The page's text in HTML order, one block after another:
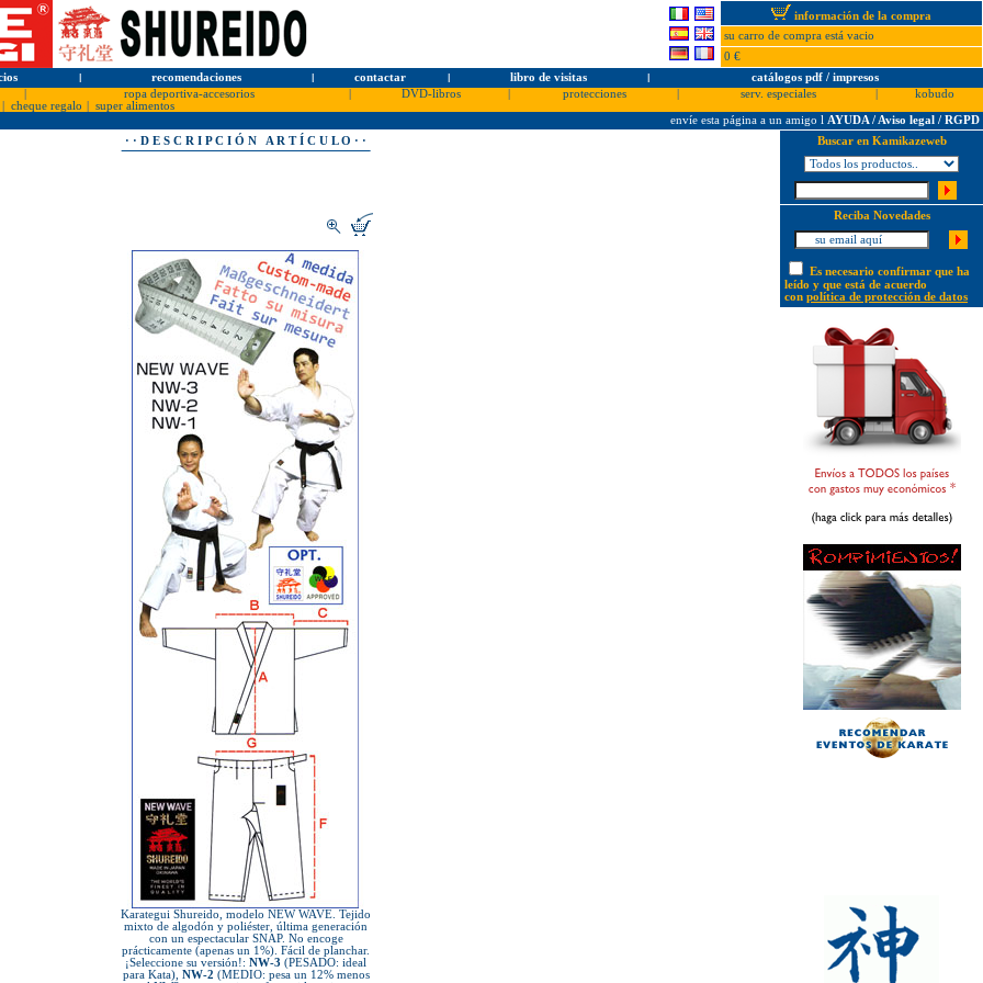
información de la compra
su carro de compra está vacio
0 €
l recomendaciones l contactar l libro de visitas l
catálogos pdf / impresos
ropa deportiva-accesorios DVD-libros protecciones serv. especiales
kobudo
cheque regalo
super alimentos
envíe esta página a un amigo l AYUDA / Aviso legal / RGPD
· · D E S C R I P C I Ó N A R T Í C U L O · ·
Karategui Shureido, modelo NEW WAVE. Tejido
mixto de algodón y poliéster, última generación
con un espectacular SNAP. No encoge
prácticamente (apenas un 1%). Fácil de planchar.
¡Seleccione su versión!: NW-3 (PESADO: ideal
para Kata), NW-2 (MEDIO: pesa un 12% menos
Buscar en Kamikazeweb
Reciba Novedades
Es necesario confirmar que ha
leído y que está de acuerdo
con política de protección de datos